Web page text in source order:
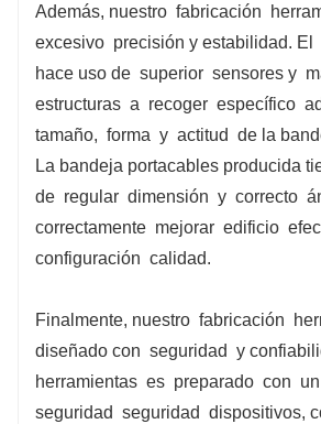
Además, nuestro fabricación
excesivo precisión y estabilidad. El
hace uso de superior sensores y
estructuras a recoger específico
tamaño, forma y actitud de la
La bandeja portacables producida
de regular dimensión y correcto
correctamente mejorar edificio
configuración calidad.
Finalmente, nuestro fabricación
diseñado con seguridad y
herramientas es preparado con
seguridad seguridad dispositivos,